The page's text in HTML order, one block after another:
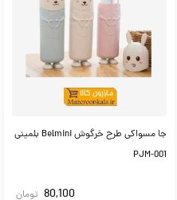
جا مسواکی طرح خرگوش Belmini بلمینی
PJM-001
80,100 تومان